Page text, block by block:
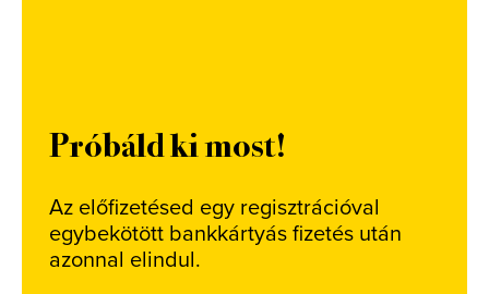
Próbáld ki most!
Az előfizetésed egy regisztrációval
egybekötött bankkártyás fizetés után
azonnal elindul.